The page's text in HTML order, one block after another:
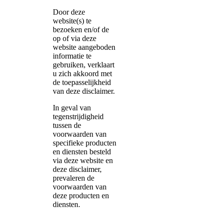
Door deze
website(s) te
bezoeken en/of de
op of via deze
website aangeboden
informatie te
gebruiken, verklaart
u zich akkoord met
de toepasselijkheid
van deze disclaimer.
In geval van
tegenstrijdigheid
tussen de
voorwaarden van
specifieke producten
en diensten besteld
via deze website en
deze disclaimer,
prevaleren de
voorwaarden van
deze producten en
diensten.